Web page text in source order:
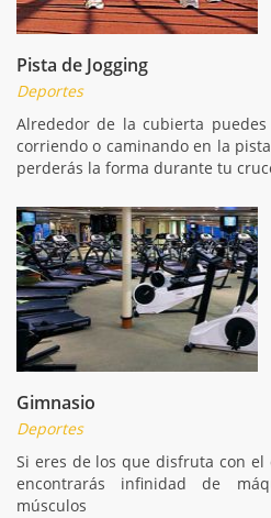
Pista de Jogging
Deportes
Alrededor de la cubierta
corriendo o caminando en la
perderás la forma durante tu
Gimnasio
Deportes
Si eres de los que disfruta con el
encontrarás infinidad de
músculos